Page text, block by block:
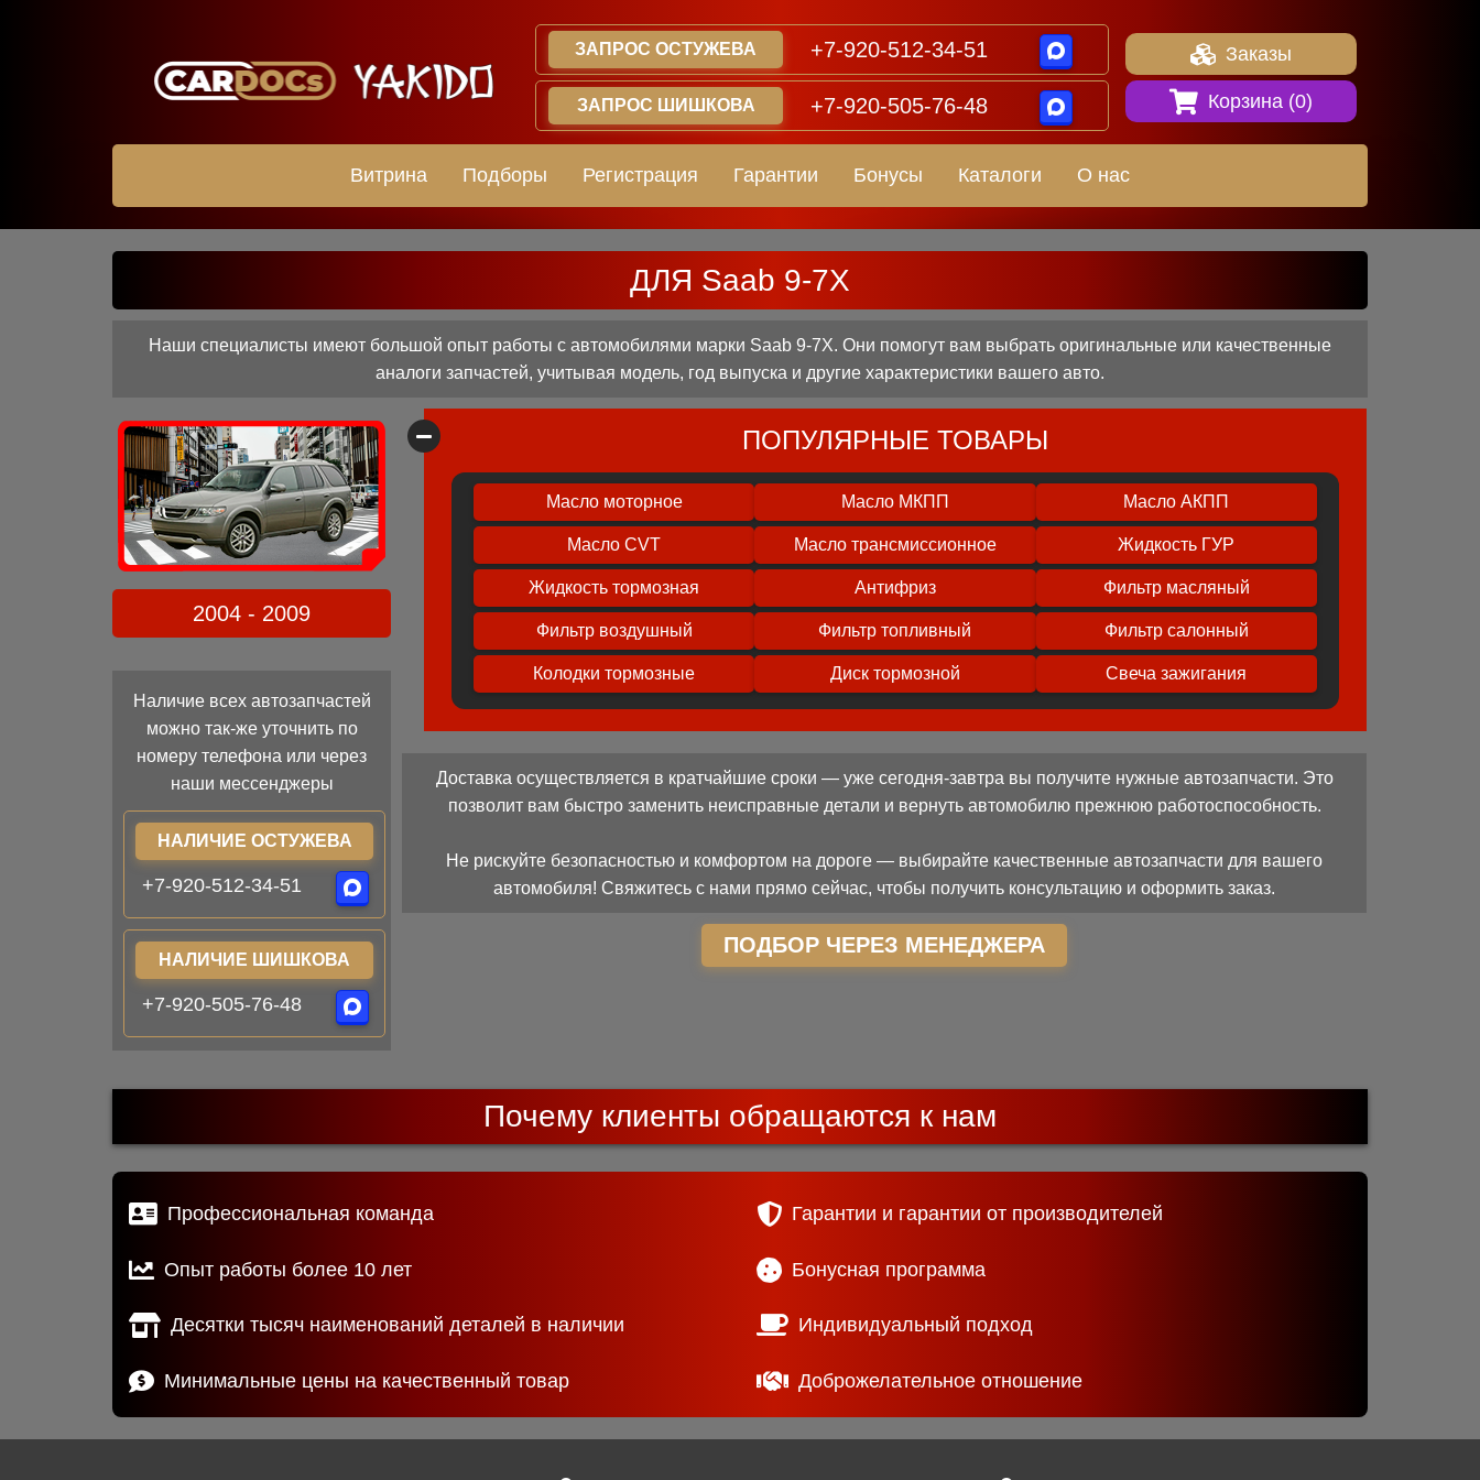
ЗАПРОС ОСТУЖЕВА +7-920-512-34-51
ЗАПРОС ШИШКОВА +7-920-505-76-48
Заказы
Корзина (0)
Витрина Подборы Регистрация Гарантии Бонусы Каталоги О нас
ДЛЯ Saab 9-7X
Наши специалисты имеют большой опыт работы с автомобилями марки Saab 9-7X. Они помогут вам выбрать оригинальные или качественные
аналоги запчастей, учитывая модель, год выпуска и другие характеристики вашего авто.
2004 - 2009
Наличие всех автозапчастей
можно так-же уточнить по
номеру телефона или через
наши мессенджеры
НАЛИЧИЕ ОСТУЖЕВА
+7-920-512-34-51
НАЛИЧИЕ ШИШКОВА
+7-920-505-76-48
ПОПУЛЯРНЫЕ ТОВАРЫ
Масло моторное Масло МКПП Масло АКПП
Масло CVT Масло трансмиссионное Жидкость ГУР
Жидкость тормозная Антифриз Фильтр масляный
Фильтр воздушный Фильтр топливный Фильтр салонный
Колодки тормозные Диск тормозной Свеча зажигания
Доставка осуществляется в кратчайшие сроки — уже сегодня-завтра вы получите нужные автозапчасти. Это
позволит вам быстро заменить неисправные детали и вернуть автомобилю прежнюю работоспособность.
Не рискуйте безопасностью и комфортом на дороге — выбирайте качественные автозапчасти для вашего
автомобиля! Свяжитесь с нами прямо сейчас, чтобы получить консультацию и оформить заказ.
ПОДБОР ЧЕРЕЗ МЕНЕДЖЕРА
Почему клиенты обращаются к нам
Профессиональная команда
Опыт работы более 10 лет
Десятки тысяч наименований деталей в наличии
Минимальные цены на качественный товар
Гарантии и гарантии от производителей
Бонусная программа
Индивидуальный подход
Доброжелательное отношение